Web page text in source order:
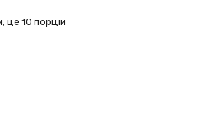
це 10 порцій